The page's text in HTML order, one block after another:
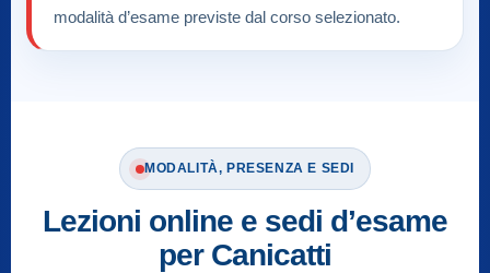
modalità d’esame previste dal corso selezionato.
MODALITÀ, PRESENZA E SEDI
Lezioni online e sedi d’esame
per Canicatti